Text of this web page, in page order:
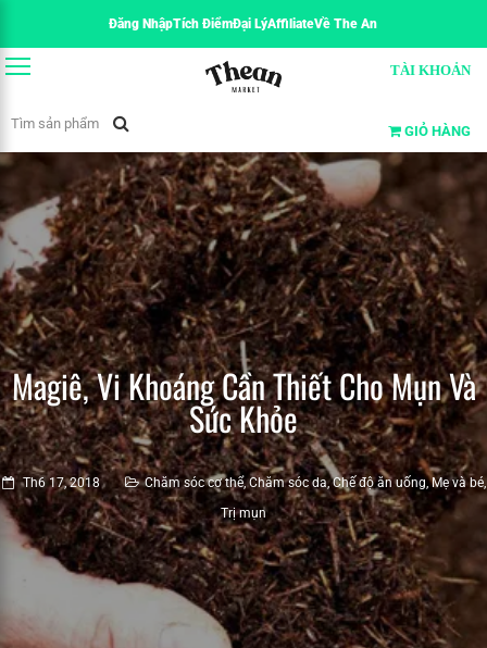
Đăng NhậpTích ĐiểmĐại LýAffiliateVề The An
TÀI KHOẢN
GIỎ HÀNG
Magiê, Vi Khoáng Cần Thiết Cho Mụn Và
Sức Khỏe
Th6 17, 2018 Chăm sóc cơ thể,Chăm sóc da,Chế độ ăn uống,Mẹ và bé,
Trị mụn